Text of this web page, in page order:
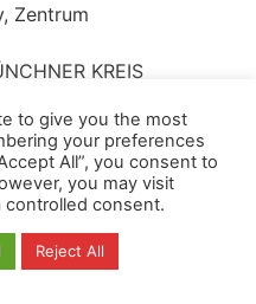
Zentrum
KREIS
Impressum
to give you the most
your preferences
All”, you consent to
you may visit
controlled consent.
Reject All